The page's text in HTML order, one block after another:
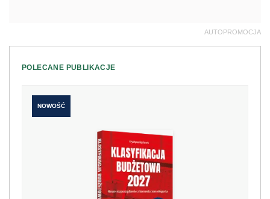
AUTOPROMOCJA
POLECANE PUBLIKACJE
NOWOŚĆ